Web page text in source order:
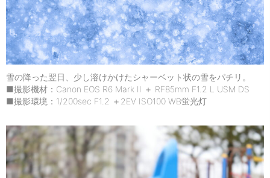
雪の降った翌日、少し溶けかけたシャーベット状の雪をパチリ。
■撮影機材：Canon EOS R6 Mark II ＋ RF85mm F1.2 L USM DS
■撮影環境：1/200sec F1.2 ＋2EV ISO100 WB蛍光灯